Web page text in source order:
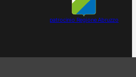
patrocinio Regione Abruzzo